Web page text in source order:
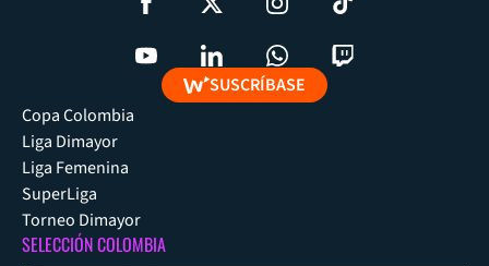
SUSCRÍBASE
Copa Colombia
Liga Dimayor
Liga Femenina
SuperLiga
Torneo Dimayor
SELECCIÓN COLOMBIA